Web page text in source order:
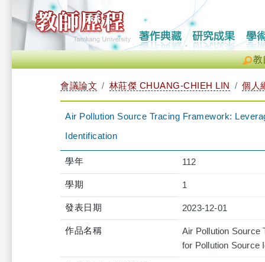
教
會議論文 林莊傑 CHUANG-CHIEH LIN 個人
Air Pollution Source Tracing Framework:
Identification
學年 112
學期 1
發表日期 2023-12-01
作品名稱
Air Pollution Source
for Pollution Source